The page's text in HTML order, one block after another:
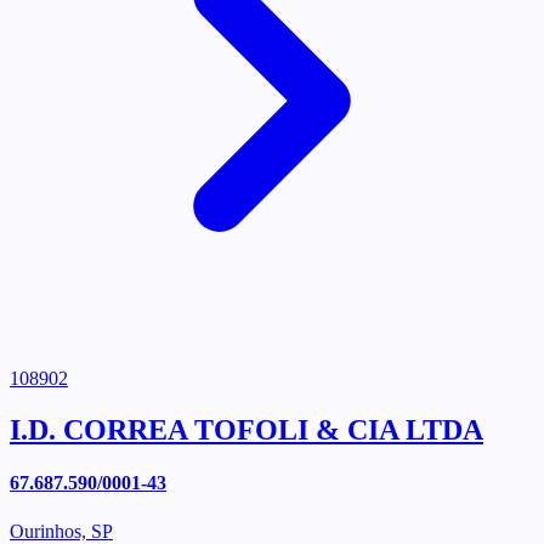
108902
I.D. CORREA TOFOLI & CIA LTDA
67.687.590/0001-43
Ourinhos, SP